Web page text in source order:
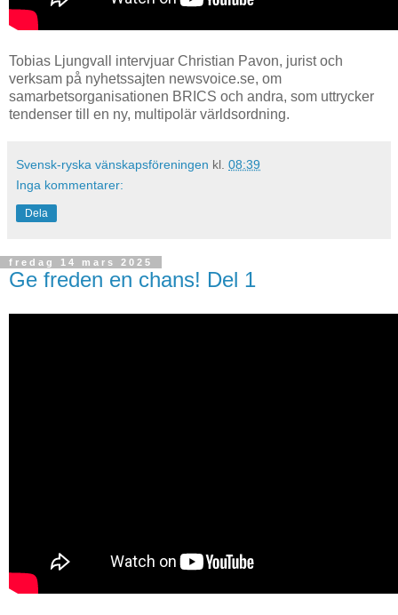
Tobias Ljungvall intervjuar Christian Pavon, jurist och
verksam på nyhetssajten newsvoice.se, om
samarbetsorganisationen BRICS och andra, som uttrycker
tendenser till en ny, multipolär världsordning.
Svensk-ryska vänskapsföreningen kl. 08:39
Inga kommentarer:
Dela
fredag 14 mars 2025
Ge freden en chans! Del 1